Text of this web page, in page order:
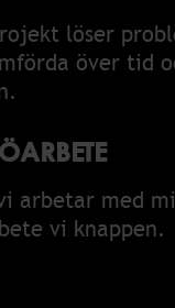
löser
över tid
arbetar med
vi knappen.